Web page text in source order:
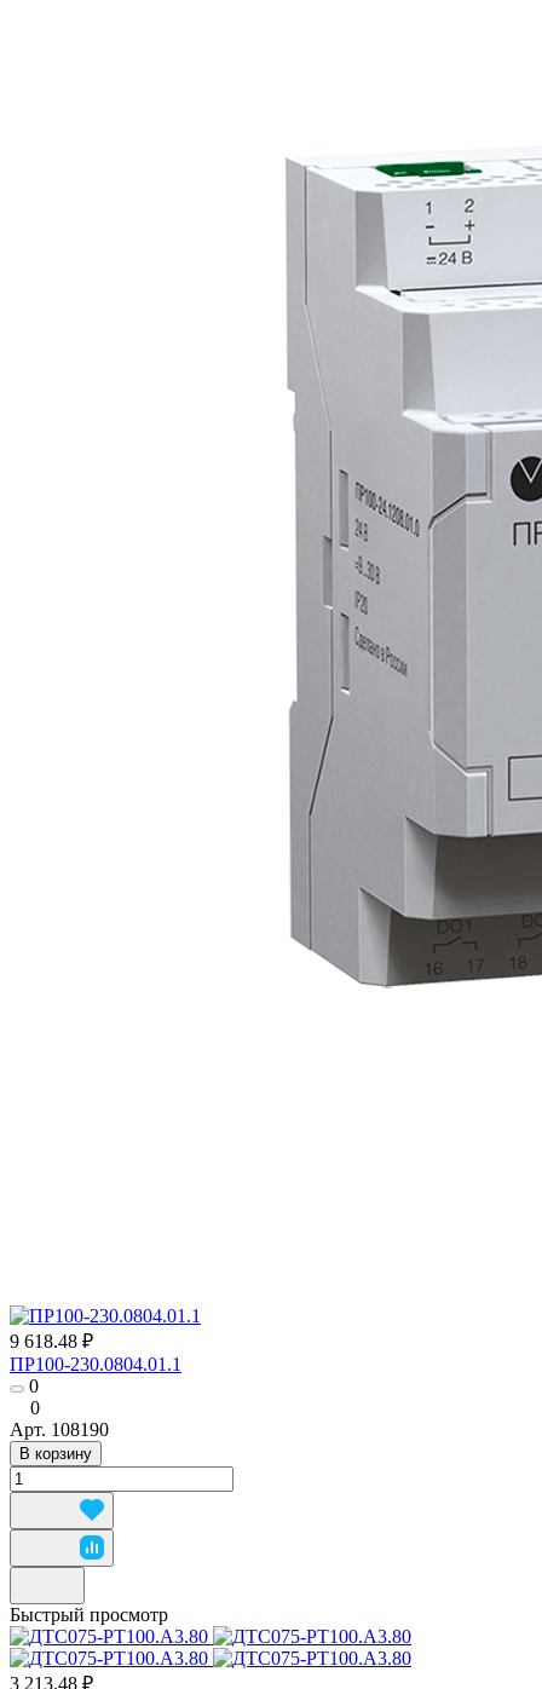
9 618.48 ₽
ПР100-230.0804.01.1
0
0
Арт. 108190
В корзину
Быстрый просмотр
3 213.48 ₽